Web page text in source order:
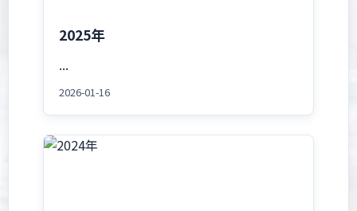
2025年
...
2026-01-16